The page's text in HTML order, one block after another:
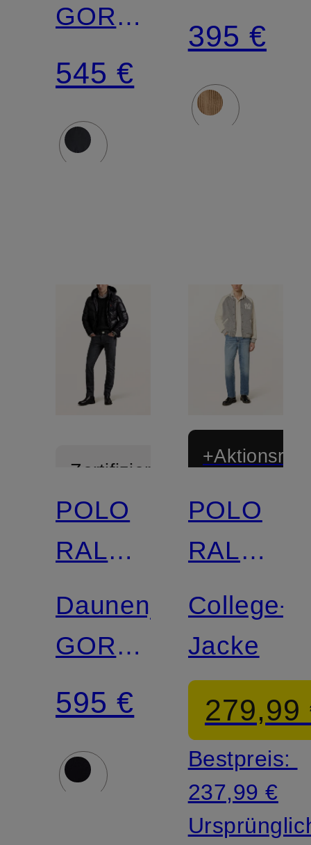
GORHAM
mit
abnehmbarer
Kapuze
545 €
395 €
Zertifiziert
POLO
RALPH
LAUREN
Daunenjacke
GORHAM
mit
abnehmbarer
Kapuze
595 €
POLO
RALPH
LAUREN
College-
Jacke
279,99
Bestpreis:
237,99 €